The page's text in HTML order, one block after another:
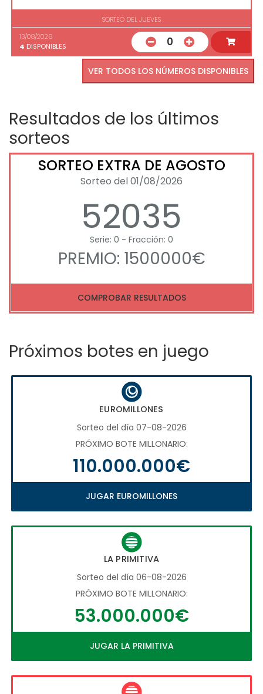
SORTEO DEL JUEVES
13/08/2026
4 DISPONIBLES 0
VER TODOS LOS NÚMEROS DISPONIBLES
Resultados de los últimos
sorteos
SORTEO EXTRA DE AGOSTO
Sorteo del 01/08/2026
52035
Serie: 0 - Fracción: 0
PREMIO: 1500000€
COMPROBAR RESULTADOS
Próximos botes en juego
EUROMILLONES
Sorteo del día 07-08-2026
PRÓXIMO BOTE MILLONARIO:
110.000.000€
JUGAR EUROMILLONES
LA PRIMITIVA
Sorteo del día 06-08-2026
PRÓXIMO BOTE MILLONARIO:
53.000.000€
JUGAR LA PRIMITIVA